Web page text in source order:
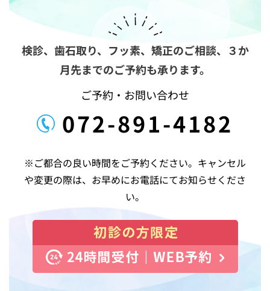
シ
ン
検診、歯石取り、フッ素、矯正のご相談、 ３か
月先までのご予約も承ります。
ご予約・お問い合わせ
072-891-4182
※ご都合の良い時間をご予約ください。キャンセル
や変更の際は、お早めにお電話にてお知らせくださ
い。